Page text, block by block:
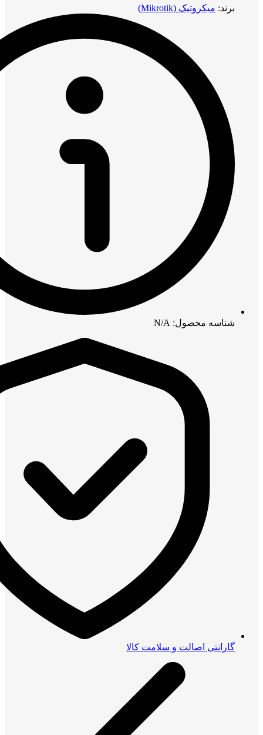
برند: میکروتیک (Mikrotik)
شناسه محصول: N/A
گارانتی اصالت و سلامت کالا